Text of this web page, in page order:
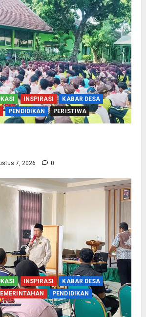
INSPIRASI
KABAR DESA
PENDIDIKAN PERISTIWA
7, 2026 0
INSPIRASI
KABAR DESA
PENDIDIKAN